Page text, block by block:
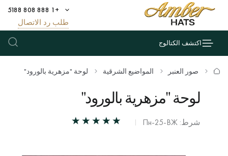
+1 888 808 5188
طلب رد الاتصال
اكتشف الكتالوج
صور العنبر المواضيع الشرقية لوحة "مزهرية بالورود"
لوحة "مزهرية بالورود"
شرط: Пн-25-ВЖ